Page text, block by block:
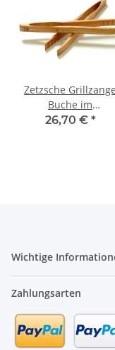
Zetzsche Grillzange
Buche im
Geschenkkarton 46
26,70 € *
Wichtige
Zahlungsarten